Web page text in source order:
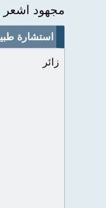
مجهود اشعر
استشارة طبية
زائر